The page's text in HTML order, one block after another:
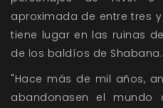
aproximada de entre tres
tiene lugar en las ruinas
de los baldíos de Shabana.
"Hace más de mil años,
abandonasen el mundo